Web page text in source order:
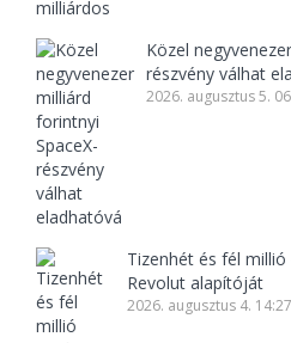
Közel
részvény válhat
2026. augusztus 5.
Tizenhét és fél
Revolut alapítóját
2026. augusztus 4. 14:27